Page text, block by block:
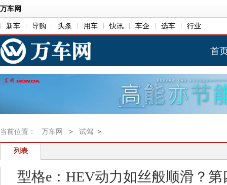
万车网
新车 导购 头条 用车 快讯 车企 选车 行业
首
当前位置： 万车网 > 试驾 >
列表
型格e：HEV动力如丝般顺滑？